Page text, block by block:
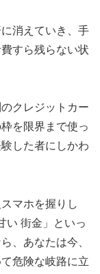
消えていき、手
すら残らない状
クレジットカー
を限界まで使っ
した者にしかわ
マホを握りし
い 街金」といっ
、あなたは今、
危険な岐路に立